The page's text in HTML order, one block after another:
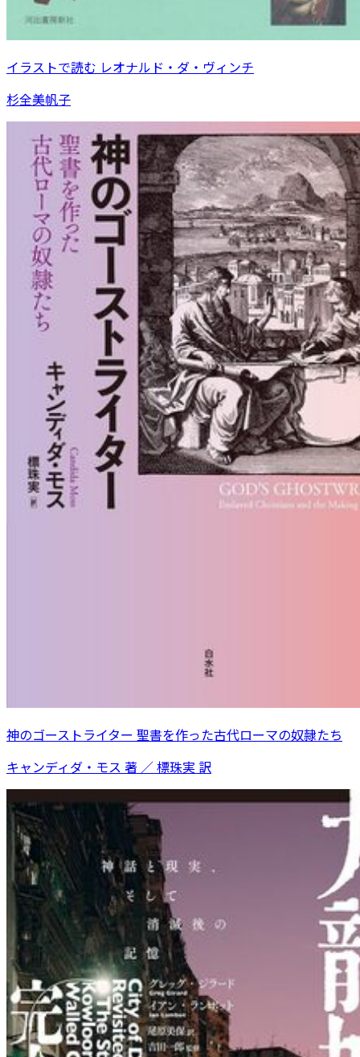
イラストで読む レオナルド・ダ・ヴィンチ
杉全美帆子
神のゴーストライター 聖書を作った古代ローマの奴隷たち
キャンディダ・モス 著 ／ 標珠実 訳